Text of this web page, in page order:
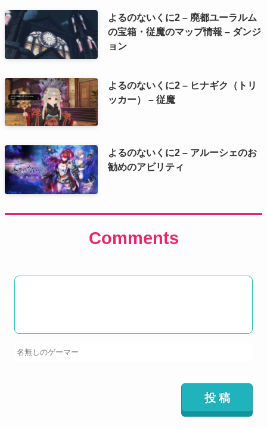
よるのないくに2 – 廃都ユーラルム
の宝箱・従魔のマップ情報 – ダンジ
ョン
よるのないくに2 – ヒナギク（トリ
ッカー） – 従魔
よるのないくに2 – アルーシェのお
勧めのアビリティ
Comments